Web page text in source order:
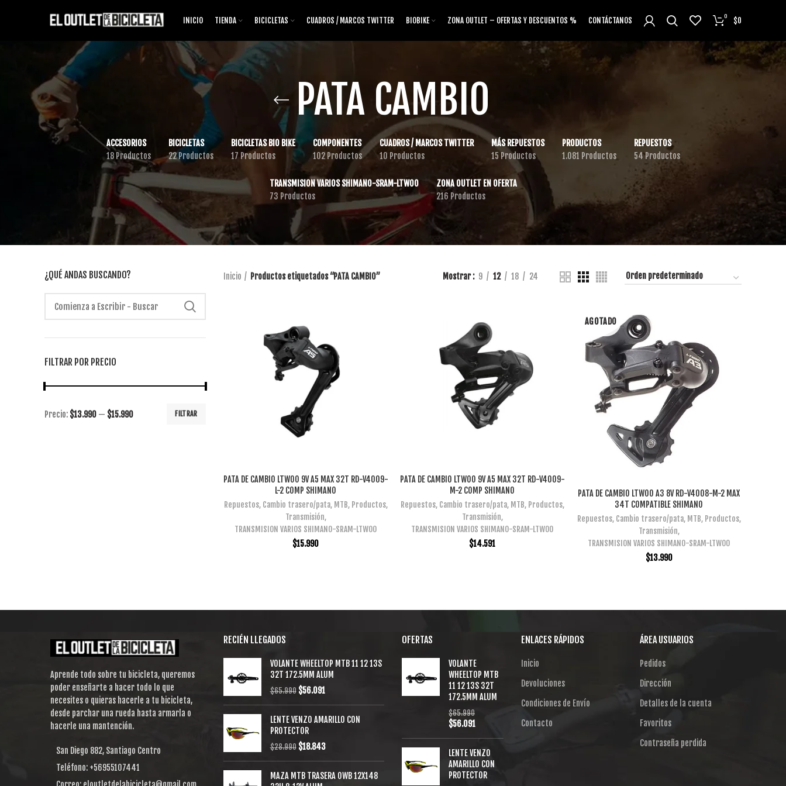
INICIO TIENDA BICICLETAS CUADROS / MARCOS TWITTER BIOBIKE ZONA OUTLET – OFERTAS Y DESCUENTOS % CONTÁCTANOS 0 $0
PATA CAMBIO
ACCESORIOS
18 Productos
BICICLETAS
22 Productos
BICICLETAS BIO BIKE
17 Productos
COMPONENTES
102 Productos
CUADROS / MARCOS TWITTER
10 Productos
MÁS REPUESTOS
15 Productos
PRODUCTOS
1.081 Productos
REPUESTOS
54 Productos
TRANSMISION VARIOS SHIMANO-SRAM-LTWOO
73 Productos
ZONA OUTLET EN OFERTA
216 Productos
¿QUÉ ANDAS BUSCANDO?
FILTRAR POR PRECIO
FILTRAR
Precio: $13.990 — $15.990
Inicio Productos etiquetados “PATA CAMBIO” Mostrar 9 12 18 24
AÑADIR AL CARRITO
PATA DE CAMBIO LTWOO 9V A5 MAX 32T RD-V4009-
L-2 COMP SHIMANO
Repuestos, Cambio trasero/pata, MTB, Productos,
Transmisión,
TRANSMISION VARIOS SHIMANO-SRAM-LTWOO
$15.990
AÑADIR AL CARRITO
PATA DE CAMBIO LTWOO 9V A5 MAX 32T RD-V4009-
M-2 COMP SHIMANO
Repuestos, Cambio trasero/pata, MTB, Productos,
Transmisión,
TRANSMISION VARIOS SHIMANO-SRAM-LTWOO
$14.591
AGOTADO
LEER MÁS
PATA DE CAMBIO LTWOO A3 8V RD-V4008-M-2 MAX
34T COMPATIBLE SHIMANO
Repuestos, Cambio trasero/pata, MTB, Productos,
Transmisión,
TRANSMISION VARIOS SHIMANO-SRAM-LTWOO
$13.990
Aprende todo sobre tu bicicleta, queremos
poder enseñarte a hacer todo lo que
necesites o quieras hacerle a tu bicicleta,
desde parchar una rueda hasta armarla o
hacerle una mantención.
San Diego 882, Santiago Centro
Teléfono: +56955107441
RECIÉN LLEGADOS
VOLANTE WHEELTOP MTB 11 12 13S
32T 172.5MM ALUM
$65.990 $56.091
LENTE VENZO AMARILLO CON
PROTECTOR
$28.990 $18.843
MAZA MTB TRASERA OWB 12X148
OFERTAS
VOLANTE
WHEELTOP MTB
11 12 13S 32T
172.5MM ALUM
$65.990
$56.091
LENTE VENZO
AMARILLO CON
PROTECTOR
ENLACES RÁPIDOS
Inicio
Devoluciones
Condiciones de Envío
Contacto
ÁREA USUARIOS
Pedidos
Dirección
Detalles de la cuenta
Favoritos
Contraseña perdida